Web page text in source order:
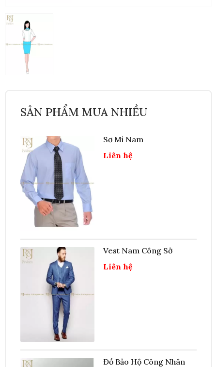
SẢN PHẨM MUA NHIỀU
Sơ Mi Nam
Liên hệ
Vest Nam Công Sở
Liên hệ
Đồ Bảo Hộ Công Nhân